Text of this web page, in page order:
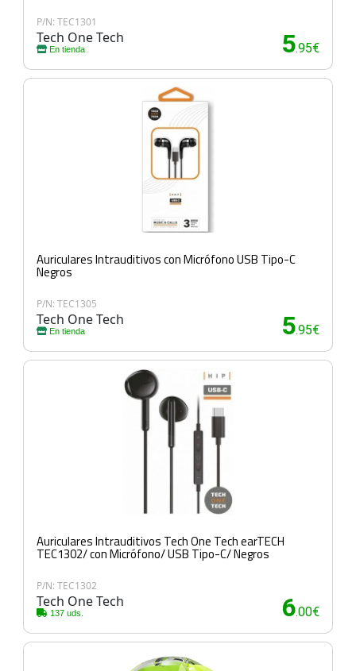
P/N: TEC1301
Tech One Tech
En tienda 5.95€
Auriculares Intrauditivos con Micrófono USB Tipo-C
Negros
P/N: TEC1305
Tech One Tech
En tienda 5.95€
Auriculares Intrauditivos Tech One Tech earTECH
TEC1302/ con Micrófono/ USB Tipo-C/ Negros
P/N: TEC1302
Tech One Tech
137 uds. 6.00€